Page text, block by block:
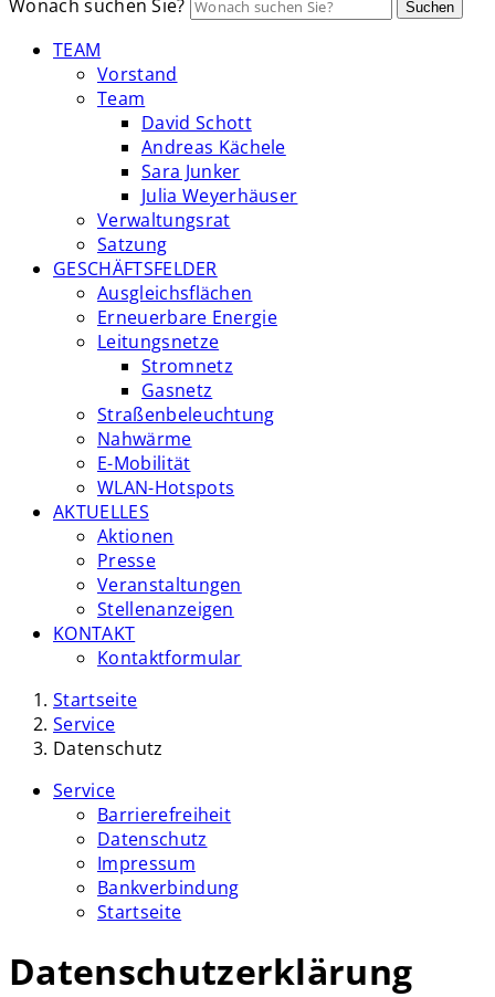
Wonach suchen Sie? Suchen
TEAM
Vorstand
Team
David Schott
Andreas Kächele
Sara Junker
Julia Weyerhäuser
Verwaltungsrat
Satzung
GESCHÄFTSFELDER
Ausgleichsflächen
Erneuerbare Energie
Leitungsnetze
Stromnetz
Gasnetz
Straßenbeleuchtung
Nahwärme
E-Mobilität
WLAN-Hotspots
AKTUELLES
Aktionen
Presse
Veranstaltungen
Stellenanzeigen
KONTAKT
Kontaktformular
Startseite
Service
Datenschutz
Service
Barrierefreiheit
Datenschutz
Impressum
Bankverbindung
Startseite
Datenschutzerklärung